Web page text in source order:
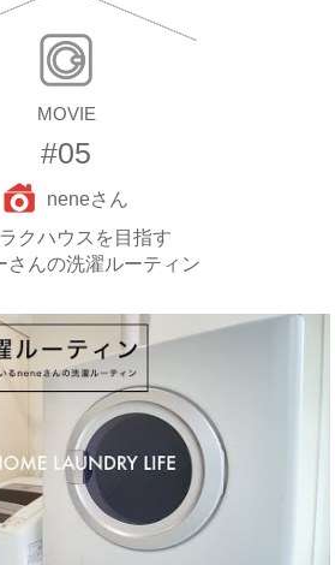
MOVIE
#05
neneさん
クハウスを目指す
さんの洗濯ルーティン